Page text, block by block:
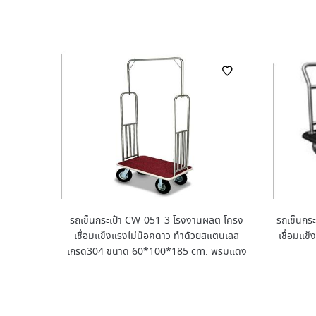
รถเข็นกระเป๋า CW-051-3 โรงงานผลิต โครง
เชื่อมแข็งแรงไม่น็อคดาว ทำด้วยสแตนเลส
เกรด304 ขนาด 60*100*185 cm. พรมแดง
รถเข็นกร
เชื่อมแข็